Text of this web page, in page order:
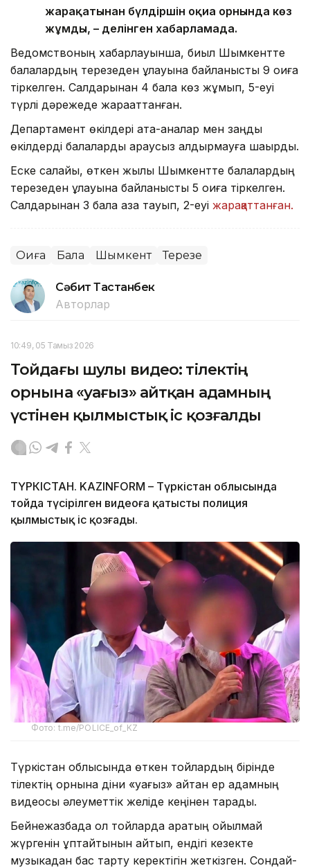
жарақатынан бүлдіршін оқиға орнында көз
жұмды, – делінген хабарламада.
Ведомствоның хабарлауынша, биыл Шымкентте
балалардың терезеден құлауына байланысты 9 оқиға
тіркелген. Салдарынан 4 бала көз жұмып, 5-еуі
түрлі дәрежеде жарақаттанған.
Департамент өкілдері ата-аналар мен заңды
өкілдерді балаларды қараусыз қалдырмауға шақырды.
Еске салайық, өткен жылы Шымкентте балалардың
терезеден құлауына байланысты 5 оқиға тіркелген.
Салдарынан 3 бала қаза тауып, 2-еуі жарақаттанған.
Оқиға Бала Шымкент Терезе
Сәбит Тастанбек
Авторлар
10:49, 05 Тамыз 2026
Тойдағы шулы видео: тілектің
орнына «уағыз» айтқан адамның
үстінен қылмыстық іс қозғалды
ТҮРКІСТАН. KAZINFORM – Түркістан облысында
тойда түсірілген видеоға қатысты полиция
қылмыстық іс қозғады.
Фото: t.me/POLICE_of_KZ
Түркістан облысында өткен тойлардың бірінде
тілектің орнына діни «уағыз» айтқан ер адамның
видеосы әлеуметтік желіде кеңінен тарады.
Бейнежазбада ол тойларда арақтың қойылмай
жүргенін құптайтынын айтып, ендігі кезекте
музыкадан бас тарту керектігін жеткізген. Сондай-